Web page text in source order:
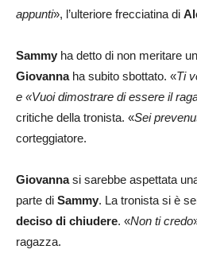
appunti», l’ulteriore frecciatina di
Sammy ha detto di non meritare
Giovannaha subito sbottato. «Ti
e «Vuoi dimostrare di essere il
critiche della tronista. «Sei
corteggiatore.
Giovannasi sarebbe aspettata
parte di Sammy. La tronista si è
deciso di chiudere. «Non ti credo
ragazza.